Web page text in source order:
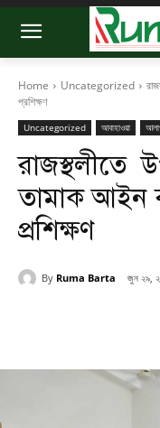
Home Uncategorized
প্রশিক্ষণ
Uncategorized আবাহাওয়া
রাজস্থলীতে
তামাক আইন
প্রশিক্ষণ
By Ruma Barta জুন ২৯,